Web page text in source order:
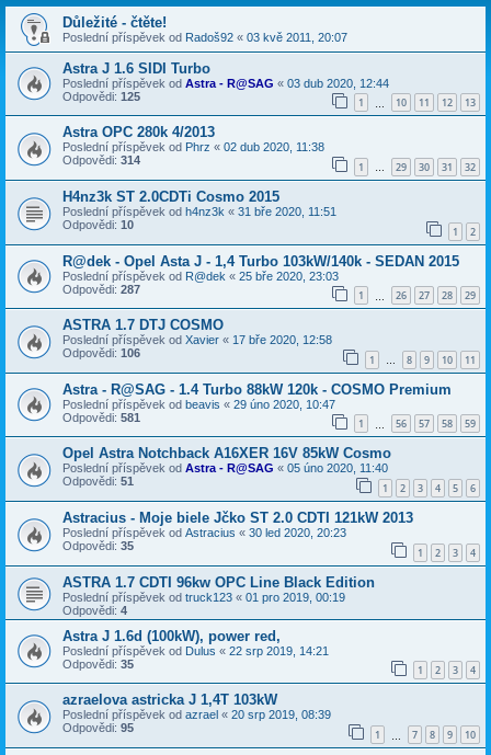
Důležité - čtěte!
Poslední příspěvek od Radoš92 « 03 kvě 2011, 20:07
Astra J 1.6 SIDI Turbo
Poslední příspěvek od Astra - R@SAG « 03 dub 2020, 12:44
Odpovědi: 125 1 10 11 12 13
Astra OPC 280k 4/2013
Poslední příspěvek od Phrz « 02 dub 2020, 11:38
Odpovědi: 314 1 … 29 30 31 32
H4nz3k ST 2.0CDTi Cosmo 2015
Poslední příspěvek od h4nz3k « 31 bře 2020, 11:51
Odpovědi: 10 1 2
R@dek - Opel Asta J - 1,4 Turbo 103kW/140k - SEDAN 2015
Poslední příspěvek od R@dek « 25 bře 2020, 23:03
Odpovědi: 287 1 26 27 28 29
ASTRA 1.7 DTJ COSMO
Poslední příspěvek od Xavier « 17 bře 2020, 12:58
Odpovědi: 106 1 … 8 9 10 11
Astra - R@SAG - 1.4 Turbo 88kW 120k - COSMO Premium
Poslední příspěvek od beavis « 29 úno 2020, 10:47
Odpovědi: 581 1 56 57 58 59
Opel Astra Notchback A16XER 16V 85kW Cosmo
Poslední příspěvek od Astra - R@SAG « 05 úno 2020, 11:40
Odpovědi: 51 1 2 3 4 5 6
Astracius - Moje biele Jčko ST 2.0 CDTI 121kW 2013
Poslední příspěvek od Astracius « 30 led 2020, 20:23
Odpovědi: 35 1 2 3 4
ASTRA 1.7 CDTI 96kw OPC Line Black Edition
Poslední příspěvek od truck123 « 01 pro 2019, 00:19
Odpovědi: 4
Astra J 1.6d (100kW), power red,
Poslední příspěvek od Dulus « 22 srp 2019, 14:21
Odpovědi: 35 1 2 3 4
azraelova astricka J 1,4T 103kW
Poslední příspěvek od azrael « 20 srp 2019, 08:39
Odpovědi: 95 1 7 8 9 10